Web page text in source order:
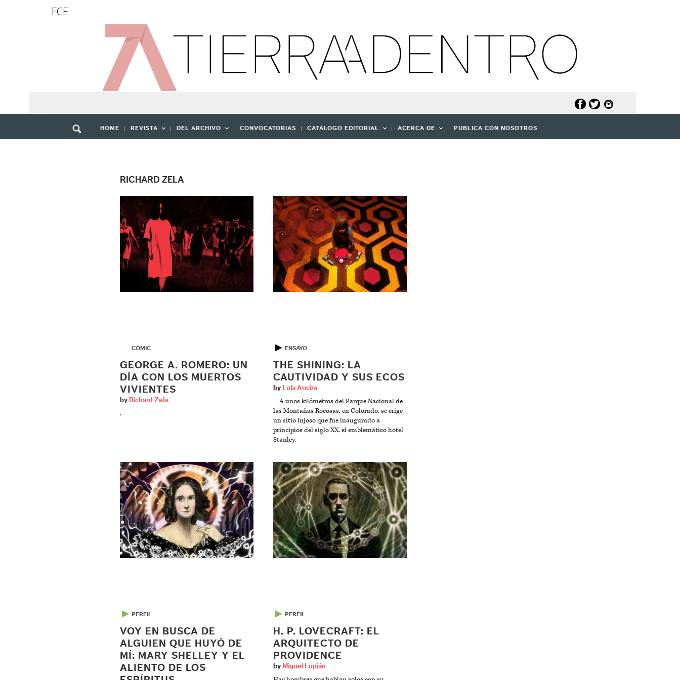
FCE
HOME REVISTA DEL ARCHIVO CONVOCATORIAS CATÁLOGO EDITORIAL ACERCA DE PUBLICA CON NOSOTROS
RICHARD ZELA
CÓMIC
GEORGE A. ROMERO: UN
DÍA CON LOS MUERTOS
VIVIENTES
by Richard Zela
.
▶ ENSAYO
THE SHINING: LA
CAUTIVIDAD Y SUS ECOS
by Lola Ancira
A unos kilómetros del Parque Nacional de
las Montañas Rocosas, en Colorado, se erige
un sitio lujoso que fue inaugurado a
principios del siglo XX, el emblemático hotel
Stanley.
▶ PERFIL
VOY EN BUSCA DE
ALGUIEN QUE HUYÓ DE
MÍ: MARY SHELLEY Y EL
ALIENTO DE LOS
▶ PERFIL
H. P. LOVECRAFT: EL
ARQUITECTO DE
PROVIDENCE
by Miguel Lupián